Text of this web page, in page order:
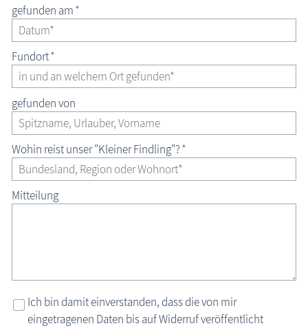
gefunden am*
Fundort*
gefunden von
Wohin reist unser "Kleiner Findling"?*
Mitteilung
Ich bin damit einverstanden, dass die von mir
eingetragenen Daten bis auf Widerruf veröffentlicht